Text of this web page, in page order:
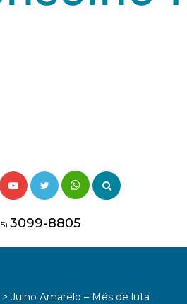
3099-8805
> Julho Amarelo – Mês de luta